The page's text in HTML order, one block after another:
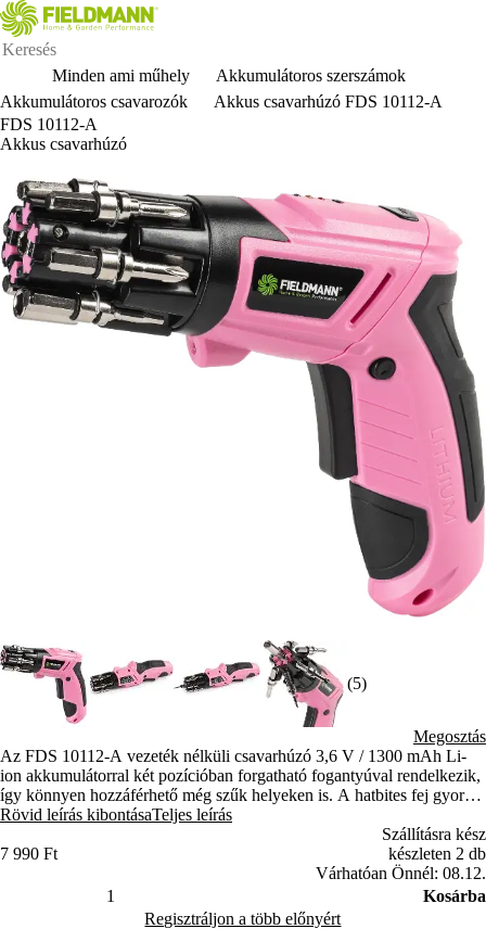
Minden ami műhely
Akkumulátoros szerszámok
Akkumulátoros csavarozók
Akkus csavarhúzó FDS 10112-A
FDS 10112-A
Akkus csavarhúzó
(5)
Megosztás
Az FDS 10112-A vezeték nélküli csavarhúzó 3,6 V / 1300 mAh Li-
ion akkumulátorral két pozícióban forgatható fogantyúval rendelkezik,
így könnyen hozzáférhető még szűk helyeken is. A hatbites fej gyors
cserét biztosít alkatrészek elvesztése nélkül. Az USB-C töltés modern
Rövid leírás kibontásaTeljes leírás
7 990 Ft
Szállításra kész
készleten 2 db
Várhatóan Önnél: 08.12.
Kosárba
Regisztráljon a több előnyért